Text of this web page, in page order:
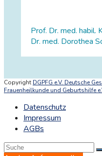
Prof. Dr. med.
Dr. med. Dorothea
Copyright DGPFG e.V. Deutsche
Frauenheilkunde und Geburtshilfe
Datenschutz
Impressum
AGBs